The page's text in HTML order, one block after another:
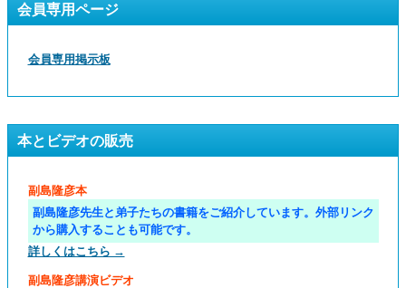
会員専用ページ
会員専用掲示板
本とビデオの販売
副島隆彦本
副島隆彦先生と弟子たちの書籍をご紹介しています。外部リンク
から購入することも可能です。
詳しくはこちら →
副島隆彦講演ビデオ